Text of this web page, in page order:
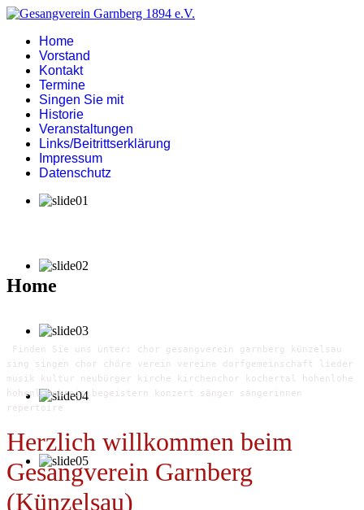
Home
Vorstand
Kontakt
Termine
Singen Sie mit
Historie
Veranstaltungen
Links/Beitrittserklärung
Impressum
Datenschutz
Home
Finden Sie uns unter: chor gesangverein garnberg künzelsau
sing singen chor chöre verein vereine dorfgemeinschaft lieder
musik kultur neubürger kirche kirchenchor kochertal hohenlohe
hohenlohekreis begeistern konzert sänger sängerinnen
repertoire
Herzlich willkommen beim
Gesangverein Garnberg
(Künzelsau)